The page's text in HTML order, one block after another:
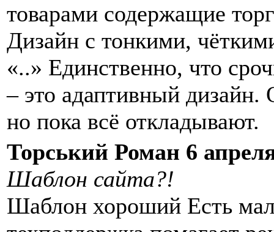
товарами содержащие
Дизайн с тонкими,
«..» Единственно, что
– это адаптивный
но пока всё откладывают.
Торський Роман 6
Шаблон сайта?!
Шаблон хороший Есть